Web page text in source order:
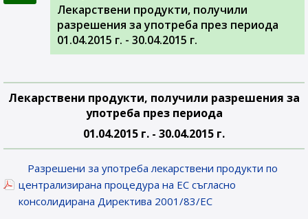
Лекарствени продукти, получили
разрешения за употреба през периода
01.04.2015 г. - 30.04.2015 г.
Лекарствени продукти, получили разрешения за
употреба през периода
01.04.2015 г. - 30.04.2015 г.
Разрешени за употреба лекарствени продукти по
централизирана процедура на ЕС съгласно
консолидирана Директива 2001/83/ЕС